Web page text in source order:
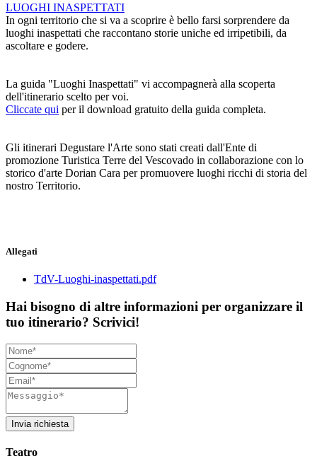
LUOGHI INASPETTATI
In ogni territorio che si va a scoprire è bello farsi sorprendere da
luoghi inaspettati che raccontano storie uniche ed irripetibili, da
ascoltare e godere.
La guida "Luoghi Inaspettati" vi accompagnerà alla scoperta
dell'itinerario scelto per voi.
Cliccate qui per il download gratuito della guida completa.
Gli itinerari Degustare l'Arte sono stati creati dall'Ente di
promozione Turistica Terre del Vescovado in collaborazione con lo
storico d'arte Dorian Cara per promuovere luoghi ricchi di storia del
nostro Territorio.
Allegati
TdV-Luoghi-inaspettati.pdf
Hai bisogno di altre informazioni per organizzare il
tuo itinerario? Scrivici!
Invia richiesta
Teatro